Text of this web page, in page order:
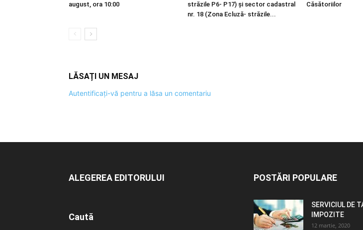
august, ora 10:00
străzile P6- P17) și sector cadastral
nr. 18 (Zona Ecluză- străzile...
Căsătoriilor
LĂSAȚI UN MESAJ
Autentificați-vă pentru a lăsa un comentariu
ALEGEREA EDITORULUI
Caută
POSTĂRI POPULARE
SERVICIUL DE
IMPOZITE
12 martie, 2020